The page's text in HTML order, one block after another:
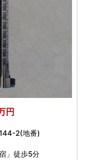
円
2(地番)
」徒歩5分